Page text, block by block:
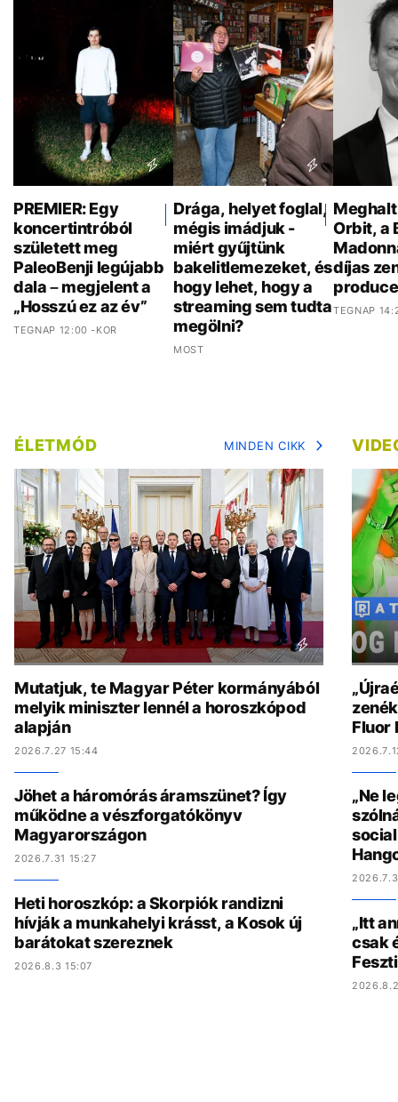
PREMIER: Egy
koncertintróból
született meg
PaleoBenji legújabb
dala – megjelent a
„Hosszú ez az év”
TEGNAP 12:00 -KOR
Drága, helyet foglal,
mégis imádjuk -
miért gyűjtünk
bakelitlemezeket, és
hogy lehet, hogy a
streaming sem tudta
megölni?
MOST
Orbit, a
díjas
TEGNAP
ÉLETMÓD MINDEN CIKK
Mutatjuk, te Magyar Péter kormányából
melyik miniszter lennél a horoszkópod
alapján
2026.7.27 15:44
Jöhet a háromórás áramszünet? Így
működne a vészforgatókönyv
Magyarországon
2026.7.31 15:27
Heti horoszkóp: a Skorpiók randizni
hívják a munkahelyi krásst, a Kosok új
barátokat szereznek
2026.8.3 15:07
Fluor
„Ne
„Itt
csak